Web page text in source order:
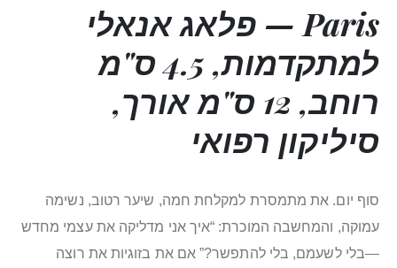
Paris —
פלאג אנאלי
למתקדמות, 4.5 ס"מ
רוחב, 12 ס"מ אורך,
סיליקון רפואי
סוף יום. את מתמסרת למקלחת חמה, שיער רטוב, נשימה
עמוקה, והמחשבה המוכרת: “איך אני מדליקה את עצמי מחדש
—בלי לשעמם, בלי להתפשר?” אם את בזוגיות את רוצה